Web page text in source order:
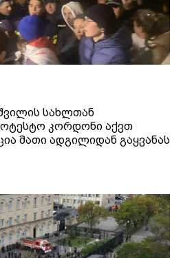
სახლთან
კორდონი აქვთ
მათი ადგილიდან გაყვანას